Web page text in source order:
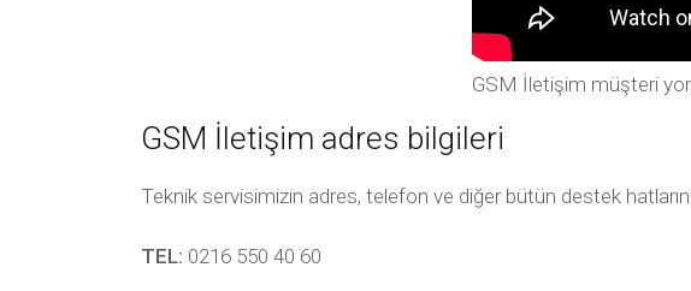
GSM İletişim müşteri
GSM İletişim adres bilgileri
Teknik servisimizin adres, telefon ve diğer bütün destek
TEL: 0216 550 40 60